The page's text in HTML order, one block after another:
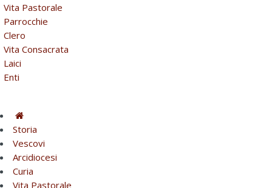
Vita Pastorale
Parrocchie
Clero
Vita Consacrata
Laici
Enti
Storia
Vescovi
Arcidiocesi
Curia
Vita Pastorale